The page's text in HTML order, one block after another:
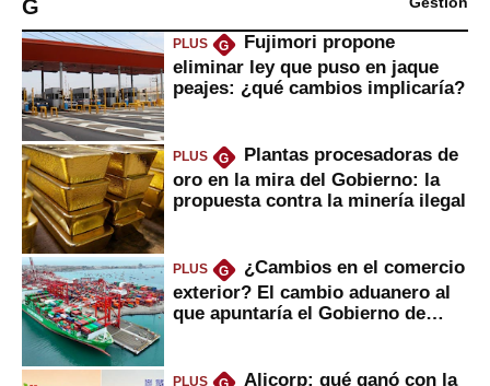
G
PLUS G
Fujimori propone
eliminar ley que puso en jaque
peajes: ¿qué cambios implicaría?
PLUS G
Plantas procesadoras de
oro en la mira del Gobierno: la
propuesta contra la minería ilegal
PLUS G
¿Cambios en el comercio
exterior? El cambio aduanero al
que apuntaría el Gobierno de
PLUS
Alicorp: qué ganó con la